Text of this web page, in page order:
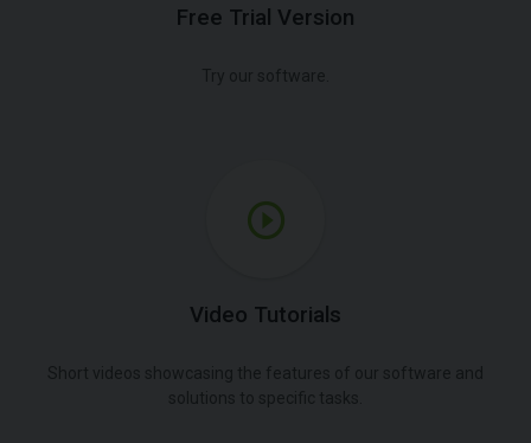
Free Trial Version
Video Tutorials